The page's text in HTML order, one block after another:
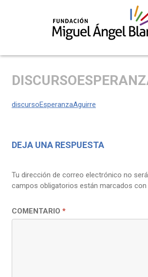
discursoEsperanzaAguirre
DEJA UNA RESPUESTA
Tu dirección de correo electrónico no será
campos obligatorios están marcados con
COMENTARIO *